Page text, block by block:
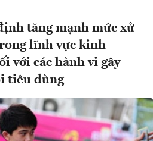
tăng mạnh mức xử
lĩnh vực kinh
với các hành vi gây
tiêu dùng